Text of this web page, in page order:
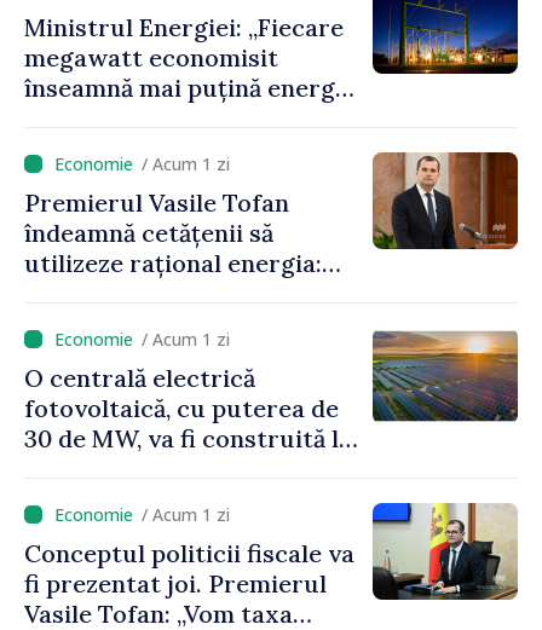
Ministrul Energiei: „Fiecare
megawatt economisit
înseamnă mai puțină energie
ridicate”
/ Acum 1 zi
Premierul Vasile Tofan
îndeamnă cetățenii să
utilizeze rațional energia:
mari, trebuie să
economisim”/ Acum 1 zi
O centrală electrică
fotovoltaică, cu puterea de
30 de MW, va fi construită la
/ Acum 1 zi
Conceptul politicii fiscale va
fi prezentat joi. Premierul
Vasile Tofan: „Vom taxa